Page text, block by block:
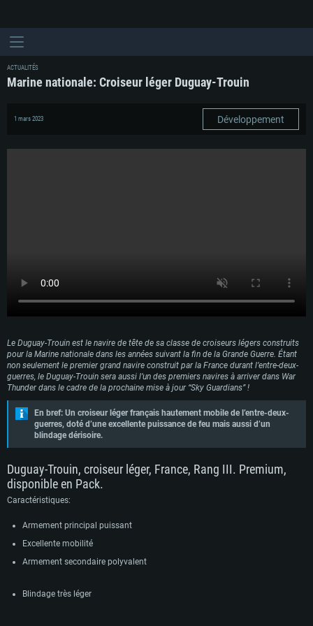
ACTUALITÉS
Marine nationale: Croiseur léger Duguay-Trouin
1 mars 2023 Développement
Le Duguay-Trouin est le navire de tête de sa classe de croiseurs légers construits
pour la Marine nationale dans les années suivant la fin de la Grande Guerre. Étant
non seulement le premier grand navire construit par la France durant l’entre-deux-
guerres, le Duguay-Trouin sera aussi l’un des premiers navires à arriver dans War
Thunder dans le cadre de la prochaine mise à jour “Sky Guardians” !
En bref: Un croiseur léger français hautement mobile de l’entre-deux-
guerres, doté d’une excellente puissance de feu mais aussi d’un
blindage dérisoire.
Duguay-Trouin, croiseur léger, France, Rang III. Premium,
disponible en Pack.
Caractéristiques:
Armement principal puissant
Excellente mobilité
Armement secondaire polyvalent
Blindage très léger